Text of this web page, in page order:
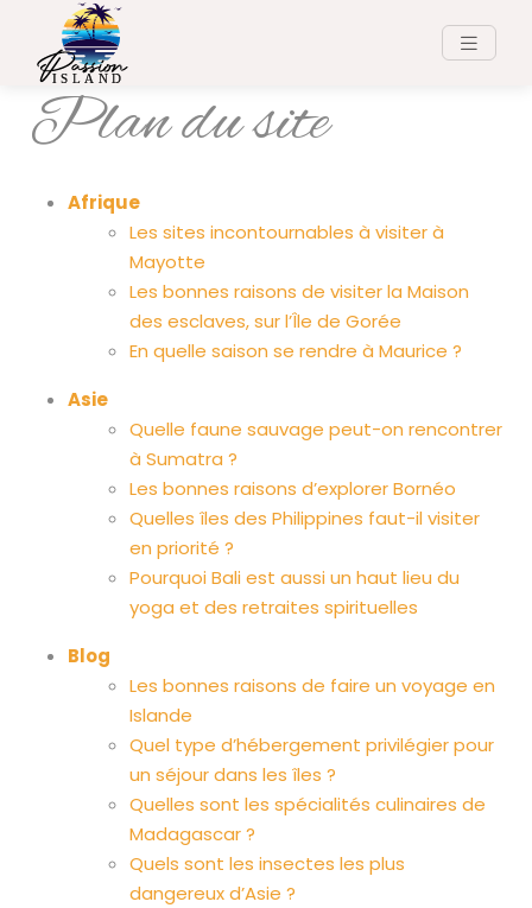
Plan du site
Afrique
Les sites incontournables à visiter à
Mayotte
Les bonnes raisons de visiter la Maison
des esclaves, sur l’Île de Gorée
En quelle saison se rendre à Maurice ?
Asie
Quelle faune sauvage peut-on rencontrer
à Sumatra ?
Les bonnes raisons d’explorer Bornéo
Quelles îles des Philippines faut-il visiter
en priorité ?
Pourquoi Bali est aussi un haut lieu du
yoga et des retraites spirituelles
Blog
Les bonnes raisons de faire un voyage en
Islande
Quel type d’hébergement privilégier pour
un séjour dans les îles ?
Quelles sont les spécialités culinaires de
Madagascar ?
Quels sont les insectes les plus
dangereux d’Asie ?